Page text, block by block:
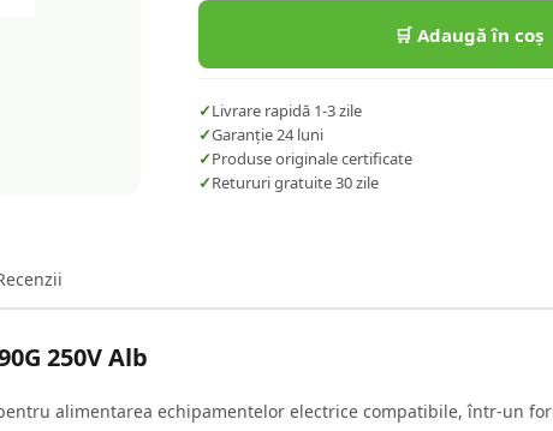
🛒 Adaugă în coș
✓Livrare rapidă 1-3 zile
✓Garanție 24 luni
✓Produse originale certificate
✓Retururi gratuite 30 zile
250V Alb
alimentarea echipamentelor electrice compatibile, într-un